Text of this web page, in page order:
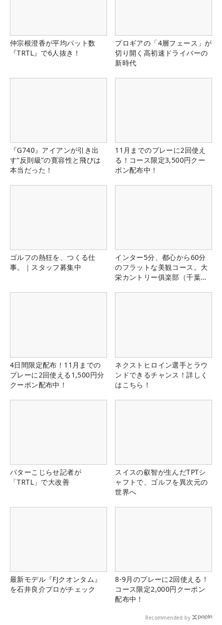
仲宗根澄香が平均パット数
『TRTL』で6人抜き！
プロギアの「4層フェース」が
切り開く高初速ドライバーの
新時代
『G740』アイアンが引き出
す“反則級”の寛容性と飛びは
本当だった！
11月までのプレーに2回使え
る！コース限定3,500円クー
ポン配布中！
ゴルフの熱狂を、つくる仕
事。｜スタッフ募集中
インター5分、都心から60分
のフラットな美観コース。大
栄カントリー俱楽部（千葉
4日間限定配布！11月までの
プレーに2回使える1,500円分
クーポン配布中！
ネクストヒロイン選手とラウ
ンドできるチャンス！詳しく
はこちら！
パターこじらせ記者が
「TRTL」で大改善
スイスの叡智が生んだTPTシ
ャフトで、ゴルフを異次元の
世界へ
最新モデル『FJクオンタム』
を石井良介プロがチェック
8-9月のプレーに2回使える！
コース限定2,000円クーポン
配布中！
Recommended by